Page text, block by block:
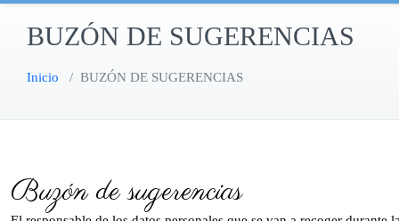
BUZÓN DE SUGERENCIAS
Inicio / BUZÓN DE SUGERENCIAS